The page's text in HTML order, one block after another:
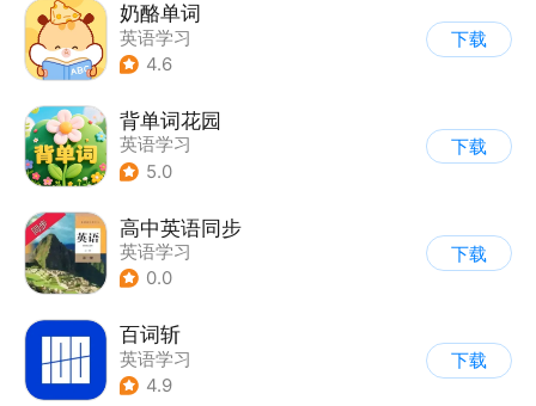
奶酪单词
英语学习
4.6
下载
背单词花园
英语学习
5.0
下载
高中英语同步
英语学习
0.0
下载
百词斩
英语学习
4.9
下载